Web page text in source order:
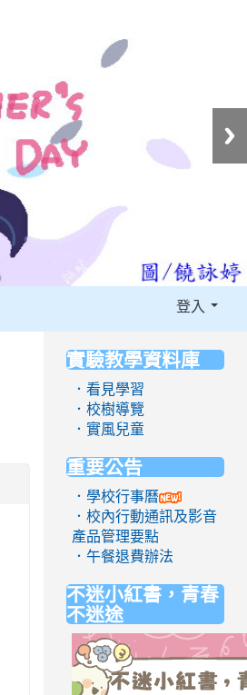
登入
實驗教學資料庫
．看見學習
．校樹導覽
．實風兒童
重要公告
．學校行事曆
．校內行動通訊及影音
產品管理要點
．午餐退費辦法
不迷小紅書，青春
不迷途